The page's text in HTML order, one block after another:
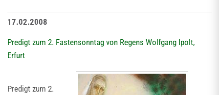
17.02.2008
Predigt zum 2. Fastensonntag von Regens Wolfgang Ipolt,
Erfurt
Predigt zum 2.